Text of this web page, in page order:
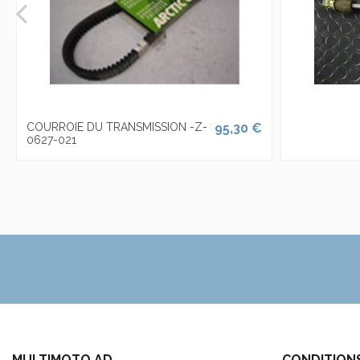
COURROIE DU TRANSMISSION -Z-
0627-021
95,30 €